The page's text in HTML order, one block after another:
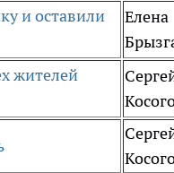
и оставили
Елена
жителей